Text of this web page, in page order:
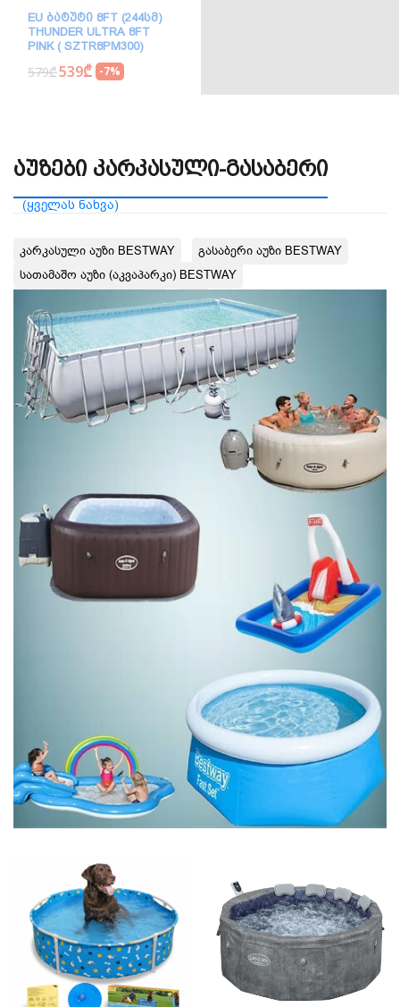
EU ᲑᲐᲢᲣᲢᲘ 8FT (244ᲡᲛ)
THUNDER ULTRA 8FT
PINK ( SZTR8PM300)
579₾539₾ -7%
Აუზები Კარკასული-Გასაბერი
(ყველას ნახვა)
Კარკასული Აუზი BESTWAY
Გასაბერი Აუზი BESTWAY
Სათამაშო Აუზი (აკვაპარკი) BESTWAY
Სპა